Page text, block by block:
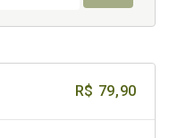
R$ 79,90